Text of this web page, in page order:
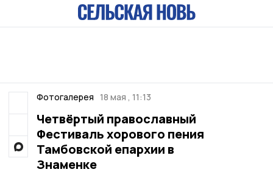
Фотогалерея 18 мая , 11:13
Четвёртый православный
Фестиваль хорового пения
Тамбовской епархии в
Знаменке